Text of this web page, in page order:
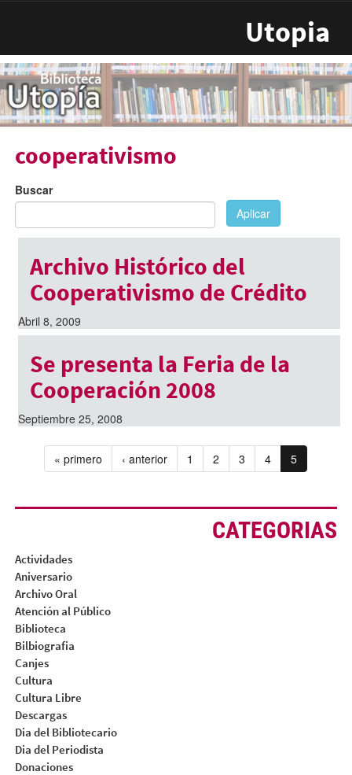
Utopia
cooperativismo
Buscar
Aplicar
Archivo Histórico del
Cooperativismo de Crédito
Abril 8, 2009
Se presenta la Feria de la
Cooperación 2008
Septiembre 25, 2008
« primero ‹ anterior 1 2 3 4 5
CATEGORIAS
Actividades
Aniversario
Archivo Oral
Atención al Público
Biblioteca
Bilbiografia
Canjes
Cultura
Cultura Libre
Descargas
Dia del Bibliotecario
Dia del Periodista
Donaciones